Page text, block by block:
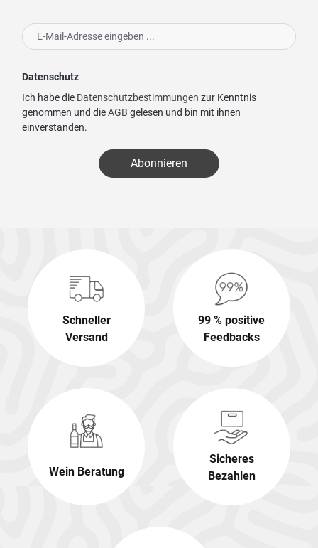
Datenschutz
Ich habe die Datenschutzbestimmungen zur Kenntnis
genommen und dieAGB gelesen und bin mit ihnen
einverstanden.
Abonnieren
Schneller
Versand
99 % positive
Feedbacks
Wein Beratung
Sicheres
Bezahlen